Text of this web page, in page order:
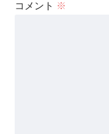
コメント ※